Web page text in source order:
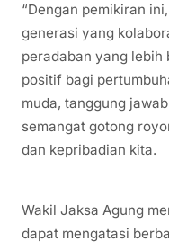
“Dengan pemikiran
generasi yang
peradaban yang lebih
positif bagi
muda, tanggung
semangat gotong
dan kepribadian kita.
Wakil Jaksa Agung
dapat mengatasi